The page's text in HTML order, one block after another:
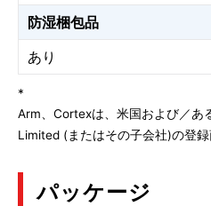
防湿梱包品
あり
*
Arm、Cortexは、米国および／あ
Limited (またはその子会社)の登録
パッケージ